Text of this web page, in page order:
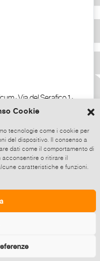
Cookie
tecnologie come i cookie per
del dispositivo. Il consenso a
dati come il comportamento di
o ritirare il
caratteristiche e funzioni.